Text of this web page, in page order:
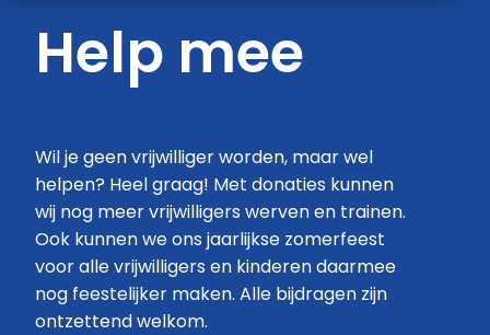
Help mee
Wil je geen vrijwilliger worden, maar wel
helpen? Heel graag! Met donaties kunnen
wij nog meer vrijwilligers werven en trainen.
Ook kunnen we ons jaarlijkse zomerfeest
voor alle vrijwilligers en kinderen daarmee
nog feestelijker maken. Alle bijdragen zijn
ontzettend welkom.